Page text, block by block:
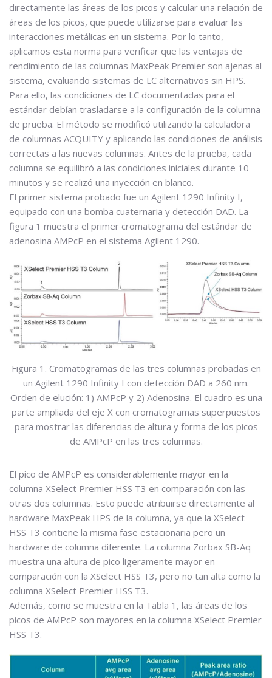
directamente las áreas de los picos y calcular una relación de
áreas de los picos, que puede utilizarse para evaluar las
interacciones metálicas en un sistema. Por lo tanto,
aplicamos esta norma para verificar que las ventajas de
rendimiento de las columnas MaxPeak Premier son ajenas al
sistema, evaluando sistemas de LC alternativos sin HPS.
Para ello, las condiciones de LC documentadas para el
estándar debían trasladarse a la configuración de la columna
de prueba. El método se modificó utilizando la calculadora
de columnas ACQUITY y aplicando las condiciones de análisis
correctas a las nuevas columnas. Antes de la prueba, cada
columna se equilibró a las condiciones iniciales durante 10
minutos y se realizó una inyección en blanco.
El primer sistema probado fue un Agilent 1290 Infinity I,
equipado con una bomba cuaternaria y detección DAD. La
figura 1 muestra el primer cromatograma del estándar de
adenosina AMPcP en el sistema Agilent 1290.
Figura 1. Cromatogramas de las tres columnas probadas en
un Agilent 1290 Infinity I con detección DAD a 260 nm.
Orden de elución: 1) AMPcP y 2) Adenosina. El cuadro es una
parte ampliada del eje X con cromatogramas superpuestos
para mostrar las diferencias de altura y forma de los picos
de AMPcP en las tres columnas.
El pico de AMPcP es considerablemente mayor en la
columna XSelect Premier HSS T3 en comparación con las
otras dos columnas. Esto puede atribuirse directamente al
hardware MaxPeak HPS de la columna, ya que la XSelect
HSS T3 contiene la misma fase estacionaria pero un
hardware de columna diferente. La columna Zorbax SB-Aq
muestra una altura de pico ligeramente mayor en
comparación con la XSelect HSS T3, pero no tan alta como la
columna XSelect Premier HSS T3.
Además, como se muestra en la Tabla 1, las áreas de los
picos de AMPcP son mayores en la columna XSelect Premier
HSS T3.